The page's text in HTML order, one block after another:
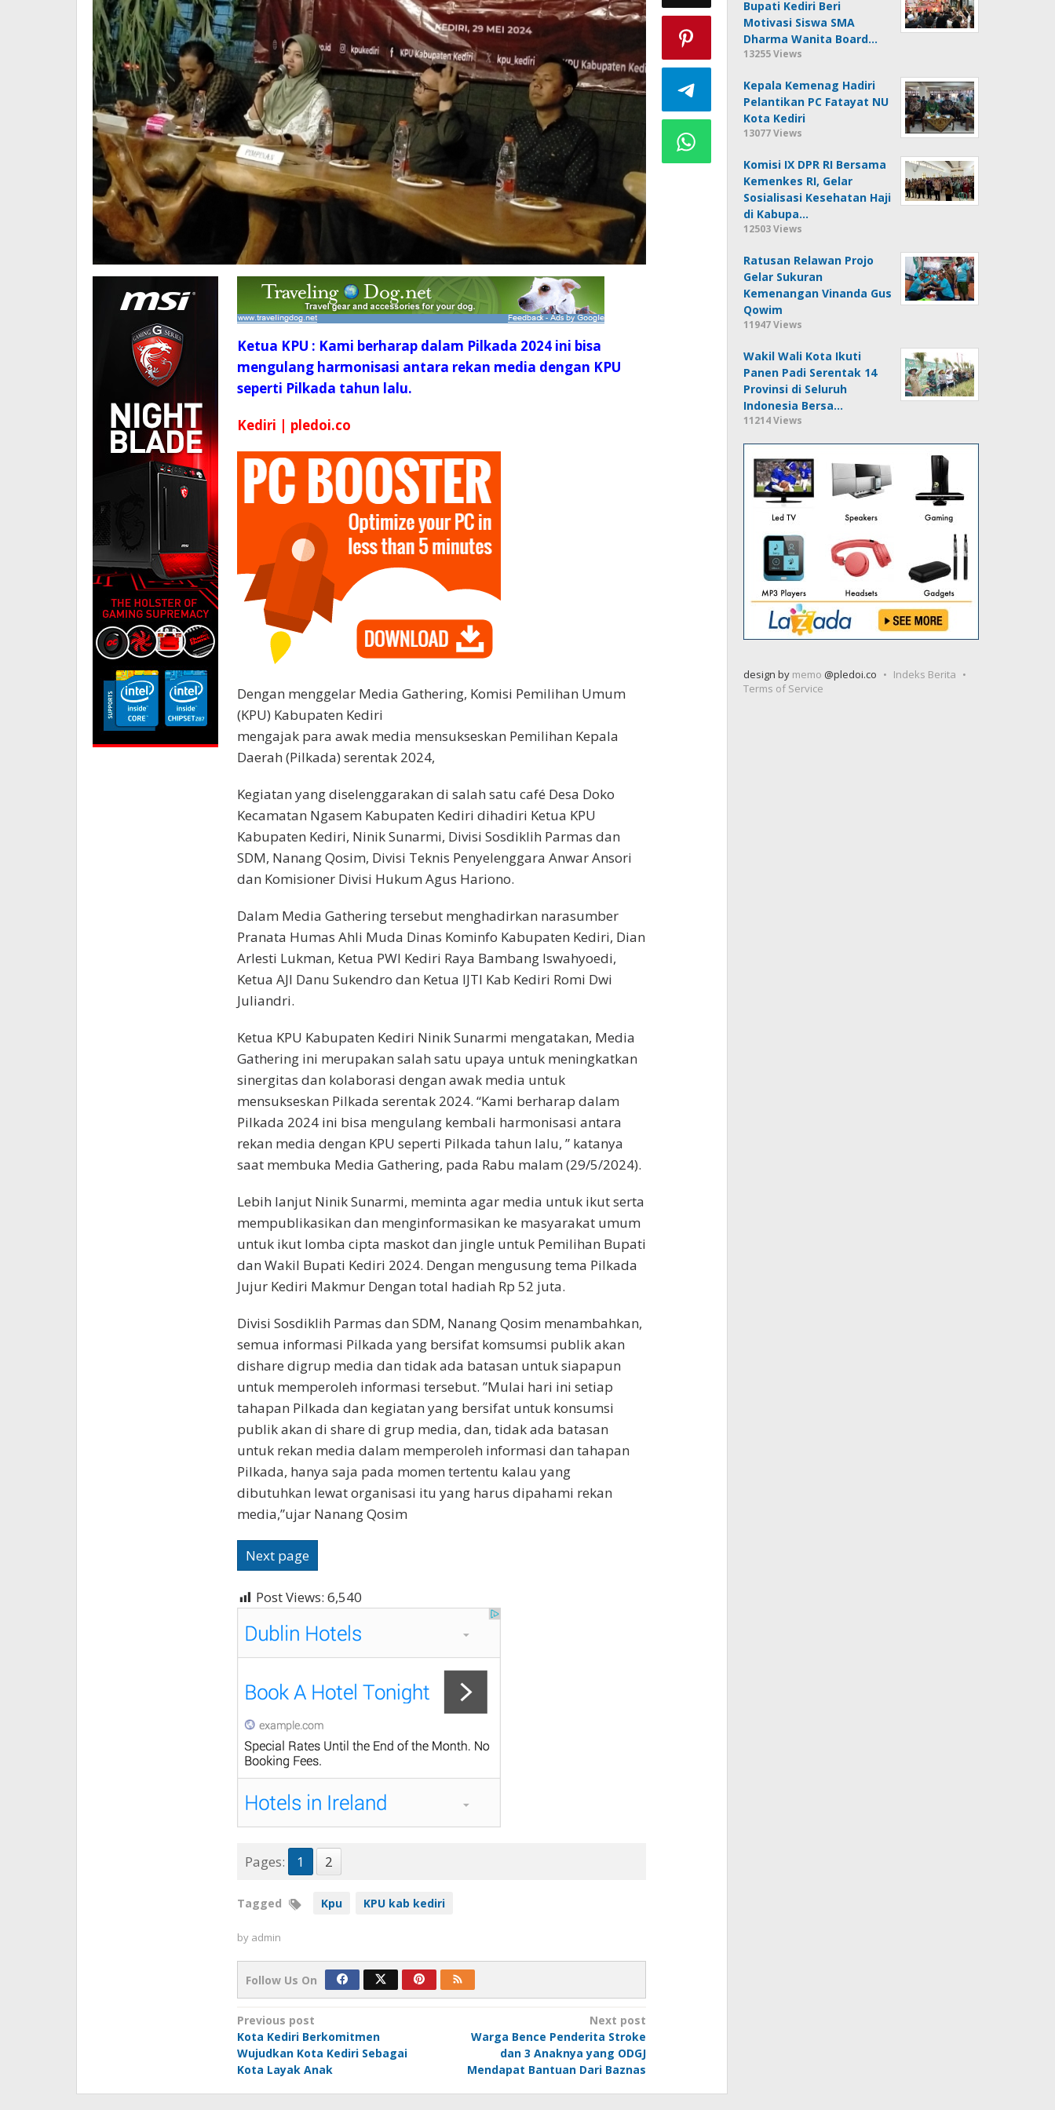
Ketua KPU : Kami berharap dalam Pilkada 2024 ini bisa
mengulang harmonisasi antara rekan media dengan KPU
seperti Pilkada tahun lalu.
Kediri | pledoi.co
Dengan menggelar Media Gathering, Komisi Pemilihan Umum
(KPU) Kabupaten Kediri
mengajak para awak media mensukseskan Pemilihan Kepala
Daerah (Pilkada) serentak 2024,
Kegiatan yang diselenggarakan di salah satu café Desa Doko
Kecamatan Ngasem Kabupaten Kediri dihadiri Ketua KPU
Kabupaten Kediri, Ninik Sunarmi, Divisi Sosdiklih Parmas dan
SDM, Nanang Qosim, Divisi Teknis Penyelenggara Anwar Ansori
dan Komisioner Divisi Hukum Agus Hariono.
Dalam Media Gathering tersebut menghadirkan narasumber
Pranata Humas Ahli Muda Dinas Kominfo Kabupaten Kediri, Dian
Arlesti Lukman, Ketua PWI Kediri Raya Bambang Iswahyoedi,
Ketua AJI Danu Sukendro dan Ketua IJTI Kab Kediri Romi Dwi
Juliandri.
Ketua KPU Kabupaten Kediri Ninik Sunarmi mengatakan, Media
Gathering ini merupakan salah satu upaya untuk meningkatkan
sinergitas dan kolaborasi dengan awak media untuk
mensukseskan Pilkada serentak 2024. “Kami berharap dalam
Pilkada 2024 ini bisa mengulang kembali harmonisasi antara
rekan media dengan KPU seperti Pilkada tahun lalu, ” katanya
saat membuka Media Gathering, pada Rabu malam (29/5/2024).
Lebih lanjut Ninik Sunarmi, meminta agar media untuk ikut serta
mempublikasikan dan menginformasikan ke masyarakat umum
untuk ikut lomba cipta maskot dan jingle untuk Pemilihan Bupati
dan Wakil Bupati Kediri 2024. Dengan mengusung tema Pilkada
Jujur Kediri Makmur Dengan total hadiah Rp 52 juta.
Divisi Sosdiklih Parmas dan SDM, Nanang Qosim menambahkan,
semua informasi Pilkada yang bersifat komsumsi publik akan
dishare digrup media dan tidak ada batasan untuk siapapun
untuk memperoleh informasi tersebut. ”Mulai hari ini setiap
tahapan Pilkada dan kegiatan yang bersifat untuk konsumsi
publik akan di share di grup media, dan, tidak ada batasan
untuk rekan media dalam memperoleh informasi dan tahapan
Pilkada, hanya saja pada momen tertentu kalau yang
dibutuhkan lewat organisasi itu yang harus dipahami rekan
media,”ujar Nanang Qosim
Next page
Post Views: 6,540
Pages: 1 2
Tagged Kpu KPU kab kediri
by admin
Follow Us On
Post
navigation
Previous post
Kota Kediri Berkomitmen
Wujudkan Kota Kediri Sebagai
Kota Layak Anak
Next post
Warga Bence Penderita Stroke
dan 3 Anaknya yang ODGJ
Mendapat Bantuan Dari Baznas
Bupati Kediri Beri
Motivasi Siswa SMA
Dharma Wanita Board…
13255 Views
Kepala Kemenag Hadiri
Pelantikan PC Fatayat NU
Kota Kediri
13077 Views
Komisi IX DPR RI Bersama
Kemenkes RI, Gelar
Sosialisasi Kesehatan Haji
di Kabupa…
12503 Views
Ratusan Relawan Projo
Gelar Sukuran
Kemenangan Vinanda Gus
Qowim
11947 Views
Wakil Wali Kota Ikuti
Panen Padi Serentak 14
Provinsi di Seluruh
Indonesia Bersa…
11214 Views
design by memo @pledoi.co
Indeks Berita
Terms of Service